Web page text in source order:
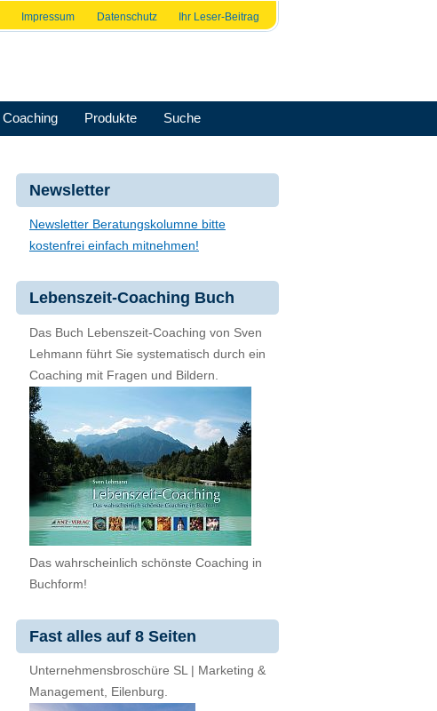
Impressum Datenschutz Ihr Leser-Beitrag
Coaching Produkte Suche
Newsletter
Newsletter Beratungskolumne bitte
kostenfrei einfach mitnehmen!
Lebenszeit-Coaching Buch
Das Buch Lebenszeit-Coaching von Sven
Lehmann führt Sie systematisch durch ein
Coaching mit Fragen und Bildern.
Das wahrscheinlich schönste Coaching in
Buchform!
Fast alles auf 8 Seiten
Unternehmensbroschüre SL | Marketing &
Management, Eilenburg.